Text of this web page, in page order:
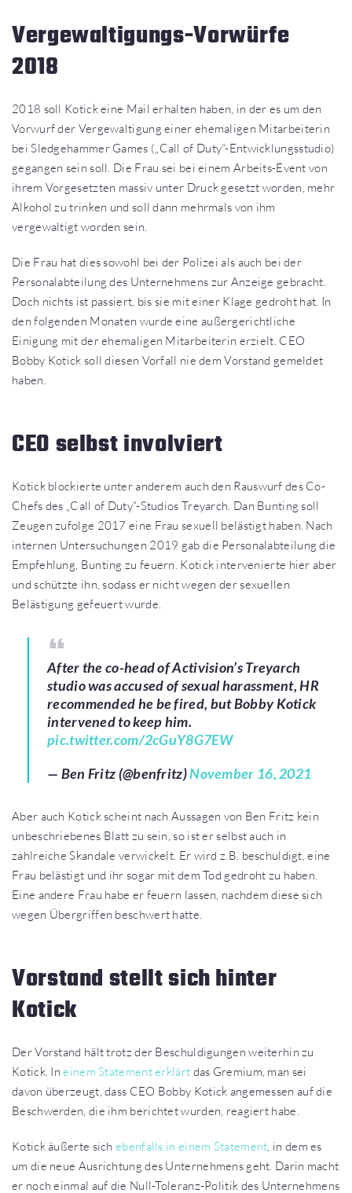
Vergewaltigungs-Vorwürfe
2018
2018 soll Kotick eine Mail erhalten haben, in der es um den
Vorwurf der Vergewaltigung einer ehemaligen Mitarbeiterin
bei Sledgehammer Games („Call of Duty“-Entwicklungsstudio)
gegangen sein soll. Die Frau sei bei einem Arbeits-Event von
ihrem Vorgesetzten massiv unter Druck gesetzt worden, mehr
Alkohol zu trinken und soll dann mehrmals von ihm
vergewaltigt worden sein.
Die Frau hat dies sowohl bei der Polizei als auch bei der
Personalabteilung des Unternehmens zur Anzeige gebracht.
Doch nichts ist passiert, bis sie mit einer Klage gedroht hat. In
den folgenden Monaten wurde eine außergerichtliche
Einigung mit der ehemaligen Mitarbeiterin erzielt. CEO
Bobby Kotick soll diesen Vorfall nie dem Vorstand gemeldet
haben.
CEO selbst involviert
Kotick blockierte unter anderem auch den Rauswurf des Co-
Chefs des „Call of Duty“-Studios Treyarch. Dan Bunting soll
Zeugen zufolge 2017 eine Frau sexuell belästigt haben. Nach
internen Untersuchungen 2019 gab die Personalabteilung die
Empfehlung, Bunting zu feuern. Kotick intervenierte hier aber
und schützte ihn, sodass er nicht wegen der sexuellen
Belästigung gefeuert wurde.
After the co-head of Activision’s Treyarch
studio was accused of sexual harassment, HR
recommended he be fired, but Bobby Kotick
intervened to keep him.
pic.twitter.com/2cGuY8G7EW
— Ben Fritz (@benfritz)November 16, 2021
Aber auch Kotick scheint nach Aussagen von Ben Fritz kein
unbeschriebenes Blatt zu sein, so ist er selbst auch in
zahlreiche Skandale verwickelt. Er wird z.B. beschuldigt, eine
Frau belästigt und ihr sogar mit dem Tod gedroht zu haben.
Eine andere Frau habe er feuern lassen, nachdem diese sich
wegen Übergriffen beschwert hatte.
Vorstand stellt sich hinter
Kotick
Der Vorstand hält trotz der Beschuldigungen weiterhin zu
Kotick. Ineinem Statement erklärt das Gremium, man sei
davon überzeugt, dass CEO Bobby Kotick angemessen auf die
Beschwerden, die ihm berichtet wurden, reagiert habe.
Kotick äußerte sichebenfalls in einem Statement, in dem es
um die neue Ausrichtung des Unternehmens geht. Darin macht
er noch einmal auf die Null-Toleranz-Politik des Unternehmens